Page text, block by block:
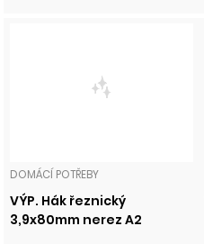
DOMÁCÍ POTŘEBY
VÝP. Hák řeznický
3,9x80mm nerez A2